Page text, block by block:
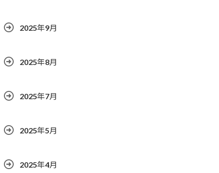
2025年9月
2025年8月
2025年7月
2025年5月
2025年4月